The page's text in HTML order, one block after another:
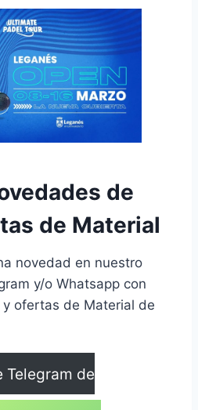
de
de Material
novedad en nuestro
y/o Whatsapp con
y ofertas de Material de
Telegram de